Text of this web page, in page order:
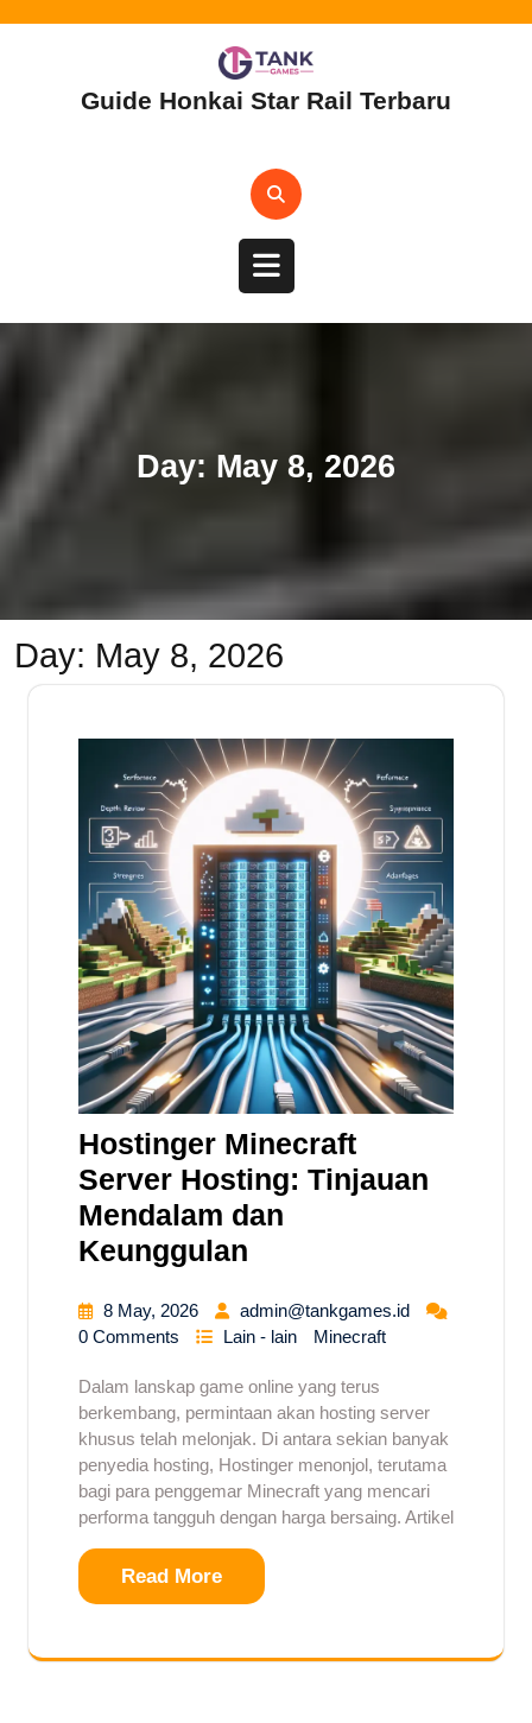
Guide Honkai Star Rail Terbaru
Day: May 8, 2026
Day: May 8, 2026
Hostinger Minecraft
Server Hosting: Tinjauan
Mendalam dan
Keunggulan
8 May, 2026
admin@tankgames.id
0 Comments
Lain - lain Minecraft
Dalam lanskap game online yang terus
berkembang, permintaan akan hosting server
khusus telah melonjak. Di antara sekian banyak
penyedia hosting, Hostinger menonjol, terutama
bagi para penggemar Minecraft yang mencari
performa tangguh dengan harga bersaing. Artikel
Read More